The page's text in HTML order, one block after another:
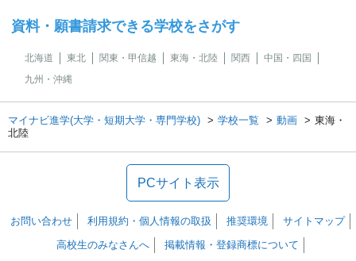
資料・願書請求できる学校をさがす
北海道 東北 関東・甲信越 東海・北陸 関西
中国・四国
九州・沖縄
マイナビ進学(大学・短期大学・専門学校) 学校一覧 動画
東海・
北陸
PCサイト表示
お問い合わせ 利用規約・個人情報の取扱 推奨環境
サイトマップ
高校生のみなさんへ
掲載情報・登録商標について